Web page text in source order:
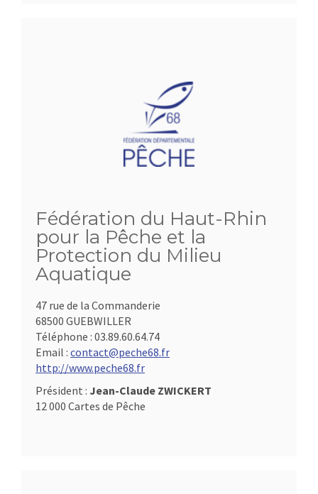
Fédération du Haut-Rhin
pour la Pêche et la
Protection du Milieu
Aquatique
47 rue de la Commanderie
68500 GUEBWILLER
Téléphone : 03.89.60.64.74
Email : contact@peche68.fr
http://www.peche68.fr
Président : Jean-Claude ZWICKERT
12 000 Cartes de Pêche